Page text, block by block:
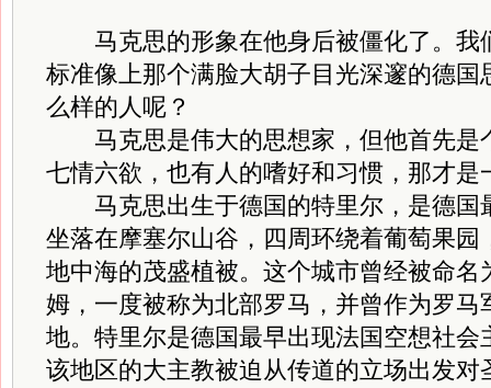
马克思的形象在他身后被僵化了。我
标准像上那个满脸大胡子目光深邃的德国
么样的人呢？
马克思是伟大的思想家，但他首先是
七情六欲，也有人的嗜好和习惯，那才是
马克思出生于德国的特里尔，是德国
坐落在摩塞尔山谷，四周环绕着葡萄果园
地中海的茂盛植被。这个城市曾经被命名
姆，一度被称为北部罗马，并曾作为罗马
地。特里尔是德国最早出现法国空想社会
该地区的大主教被迫从传道的立场出发对